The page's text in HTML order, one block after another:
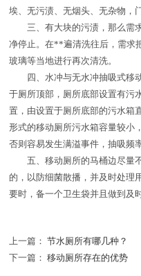
埃、无污渍、无烟头、无杂物，
三、有大块的污渍，那么需求
净停止。在**遍清洗往后，需求
玻璃等当地进行再次清洗。
四、水冲与无水冲抽吸式移动
于厕所顶部，厕所底部设置有污
置，由设置于厕所底部的污水箱
形式的移动厕所污水箱容量较小
否则容易发生满溢事件，抽吸频
五、移动厕所的马桶边尽量不
的，以防细菌散播，并及时处理
要时，备一个卫生袋并且做到及
上一篇： 节水厕所有哪几种？
下一篇： 移动厕所存在的优势